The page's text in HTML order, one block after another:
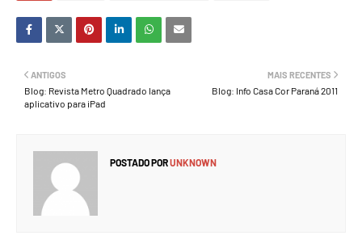
MAIS RECENTES
Blog: Info Casa Cor Paraná 2011
ANTIGOS
Blog: Revista Metro Quadrado lança
aplicativo para iPad
POSTADO PORUNKNOWN